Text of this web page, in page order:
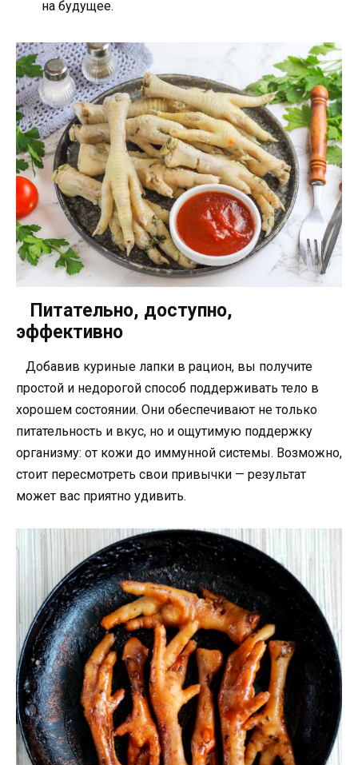
на будущее.
Питательно, доступно,
эффективно
Добавив куриные лапки в рацион, вы получите
простой и недорогой способ поддерживать тело в
хорошем состоянии. Они обеспечивают не только
питательность и вкус, но и ощутимую поддержку
организму: от кожи до иммунной системы. Возможно,
стоит пересмотреть свои привычки — результат
может вас приятно удивить.